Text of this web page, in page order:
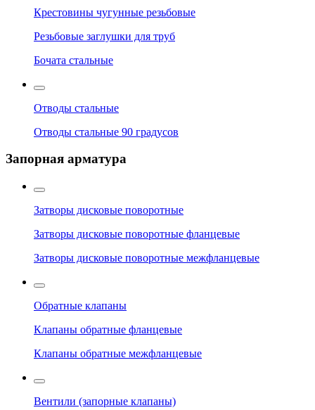
Крестовины чугунные резьбовые
Резьбовые заглушки для труб
Бочата стальные
Отводы стальные
Отводы стальные 90 градусов
Запорная арматура
Затворы дисковые поворотные
Затворы дисковые поворотные фланцевые
Затворы дисковые поворотные межфланцевые
Обратные клапаны
Клапаны обратные фланцевые
Клапаны обратные межфланцевые
Вентили (запорные клапаны)